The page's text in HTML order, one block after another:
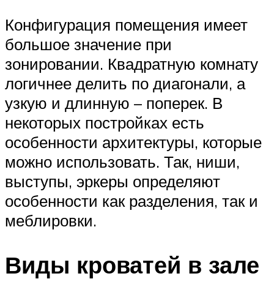
Конфигурация помещения имеет
большое значение при
зонировании. Квадратную комнату
логичнее делить по диагонали, а
узкую и длинную – поперек. В
некоторых постройках есть
особенности архитектуры, которые
можно использовать. Так, ниши,
выступы, эркеры определяют
особенности как разделения, так и
меблировки.
Виды кроватей в зале